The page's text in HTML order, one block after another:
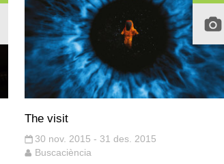
The visit
30 nov. 2015 - 31 des. 2015
Buscaciència